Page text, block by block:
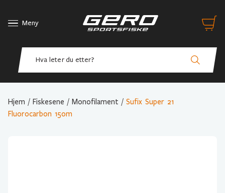
Meny
Hjem / Fiskesene / Monofilament / Sufix Super 21
Fluorocarbon 150m